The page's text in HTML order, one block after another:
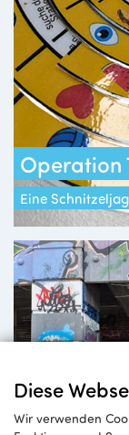
Diese
Wir verwenden
Operation
Eine